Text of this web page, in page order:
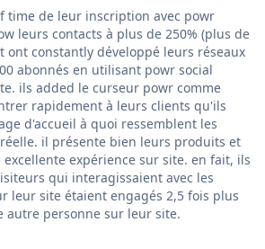
time de leur inscription avec powr
leurs contacts à plus de 250% (plus de
ont constantly développé leurs réseaux
abonnés en utilisant powr social
ils added le curseur powr comme
rapidement à leurs clients qu'ils
d'accueil à quoi ressemblent les
il présente bien leurs produits et
expérience sur site. en fait, ils
qui interagissaient avec les
leur site étaient engagés 2,5 fois plus
autre personne sur leur site.